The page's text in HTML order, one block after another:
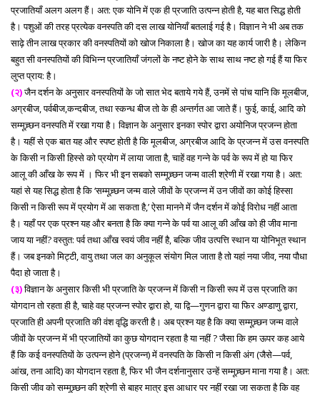
प्रजातियाँ अलग अलग हैं। अत: एक योनि में एक ही प्रजाति उत्पन्न होती है, यह बात सिद्ध होती
है। पशुओं की तरह प्रत्येक वनस्पति की दस लाख योनियाँ बतलाई गई है। विज्ञान ने भी अब तक
साढ़े तीन लाख प्रकार की वनस्पतियों को खोज निकाला है। खोज का यह कार्य जारी है। लेकिन
बहुत सी वनस्पतियों की विभिन्न प्रजातियाँ जंगलों के नष्ट होने के साथ साथ नष्ट हो गई हैं या फिर
लुप्त प्राय: है।
(२)जैन दर्शन के अनुसार वनस्पतियों के जो सात भेद बताये गये हैं, उनमें से पांच यानि कि मूलबीज,
अग्रबीज, पर्वबीज,कन्दबीज, तथा स्कन्ध बीज तो के ही अन्तर्गत आ जाते हैं। फुई, काई, आदि को
सम्मूच्र्छन वनस्पति में रखा गया है। विज्ञान के अनुसार इनका स्पोर द्वारा अयोनिज प्रजन्न होता
है। यहीं से एक बात यह और स्पष्ट होती है कि मूलबीज, अग्रबीज आदि के प्रजन्न में उस वनस्पति
के किसी न किसी हिस्से को प्रयोग में लाया जाता है, चाहें वह गन्ने के पर्व के रूप में हो या फिर
आलू की आँख के रूप में । फिर भी इन सबको सम्मूच्र्छन जन्म वाली श्रेणी में रखा गया है। अत:
यहां से यह सिद्ध होता है कि ‘सम्मूच्र्छन जन्म वाले जीवों के प्रजन्न में उन जीवों का कोई हिस्सा
किसी न किसी रूप में प्रयोग में आ सकता है,’ ऐसा मानने में जैन दर्शन में कोई विरोध नहीं आता
है। यहाँ पर एक प्रश्न यह और बनता है कि क्या गन्ने के पर्व या आलू की आँख को ही जीव माना
जाय या नहीं? वस्तुत: पर्व तथा आँख स्वयं जीव नहीं है, बल्कि जीव उत्पत्ति स्थान या योनिभूत स्थान
हैं। जब इनको मिट्टी, वायु तथा जल का अनुकूल संयोग मिल जाता है तो यहां नया जीव, नया पौधा
पैदा हो जाता है।
(३)विज्ञान के अनुसार किसी भी प्रजाति के प्रजन्न में किसी न किसी रूप में उस प्रजाति का
योगदान तो रहता ही है, चाहे वह प्रजन्न स्पोर द्वारा हो, या द्वि—गुणन द्वारा या फिर अण्डाणु द्वारा,
प्रजाति ही अपनी प्रजाति की वंश वृद्धि करती है। अब प्रश्न यह है कि क्या सम्मूच्र्छन जन्म वाले
जीवों के प्रजन्न में भी प्रजातियों का कुछ योगदान रहता है या नहीं ? जैसा कि हम ऊपर कह आये
हैं कि कई वनस्पतियों के उत्पन्न होने (प्रजन्न) में वनस्पति के किसी न किसी अंग (जैसे—पर्व,
आंख, तना आदि) का योगदान रहता है, फिर भी जैन दर्शनानुसार उन्हें सम्मूच्र्छन माना गया है। अत:
किसी जीव को सम्मूच्र्छन की श्रेणी से बाहर मात्र इस आधार पर नहीं रखा जा सकता है कि वह